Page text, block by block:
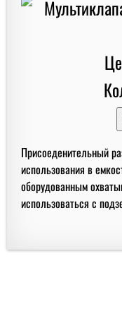
Присоеденительный
использования в
оборудованным
использоваться с